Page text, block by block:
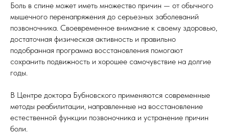
Боль в спине может иметь множество причин — от обычного
мышечного перенапряжения до серьезных заболеваний
позвоночника. Своевременное внимание к своему здоровью,
достаточная физическая активность и правильно
подобранная программа восстановления помогают
сохранить подвижность и хорошее самочувствие на долгие
годы.
В Центре доктора Бубновского применяются современные
методы реабилитации, направленные на восстановление
естественной функции позвоночника и устранение причин
боли.